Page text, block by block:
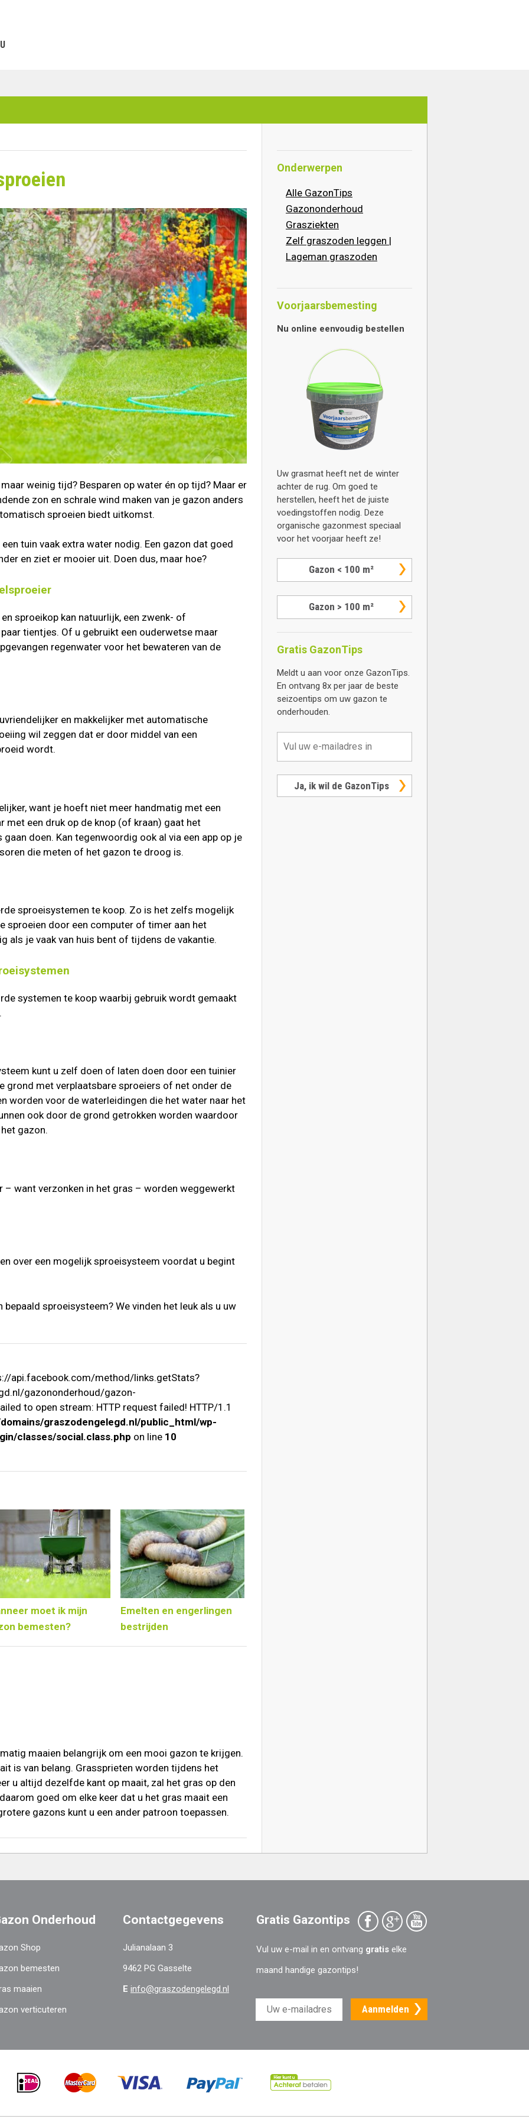
weinig tijd? Besparen op water én op tijd? Maar er
zon en schrale wind maken van je gazon anders
sproeien biedt uitkomst.
tuin vaak extra water nodig. Een gazon dat goed
en ziet er mooier uit. Doen dus, maar hoe?
sproeikop kan natuurlijk, een zwenk- of
tientjes. Of u gebruikt een ouderwetse maar
regenwater voor het bewateren van de
en makkelijker met automatische
wil zeggen dat er door middel van een
wordt.
want je hoeft niet meer handmatig met een
met een druk op de knop (of kraan) gaat het
doen. Kan tegenwoordig ook al via een app op je
die meten of het gazon te droog is.
sproeisystemen te koop. Zo is het zelfs mogelijk
sproeien door een computer of timer aan het
als je vaak van huis bent of tijdens de vakantie.
systemen te koop waarbij gebruik wordt gemaakt
kunt u zelf doen of laten doen door een tuinier
grond met verplaatsbare sproeiers of net onder de
worden voor de waterleidingen die het water naar het
ook door de grond getrokken worden waardoor
gazon.
– want verzonken in het gras – worden weggewerkt
over een mogelijk sproeisysteem voordat u begint
sproeisysteem? We vinden het leuk als u uw
api.facebook.com/method/links.getStats?
gazononderhoud/gazon-
to open stream: HTTP request failed! HTTP/1.1
graszodengelegd.nl/public_html/wp-
classes/social.class.php on line 10
moet ik mijn
bemesten?
Emelten en engerlingen
bestrijden
maaien belangrijk om een mooi gazon te krijgen.
is van belang. Grassprieten worden tijdens het
u altijd dezelfde kant op maait, zal het gras op den
goed om elke keer dat u het gras maait een
gazons kunt u een ander patroon toepassen.
Onderwerpen
Alle GazonTips
Gazononderhoud
Grasziekten
Zelf graszoden leggen |
Lageman graszoden
Voorjaarsbemesting
Nu online eenvoudig bestellen
Uw grasmat heeft net de winter
achter de rug. Om goed te
herstellen, heeft het de juiste
voedingstoffen nodig. Deze
organische gazonmest speciaal
voor het voorjaar heeft ze!
Gazon < 100 m²
Gazon > 100 m²
Gratis GazonTips
Meldt u aan voor onze GazonTips.
En ontvang 8x per jaar de beste
seizoentips om uw gazon te
onderhouden.
Ja, ik wil de GazonTips
Onderhoud
Shop
bemesten
maaien
verticuteren
Contactgegevens
Julianalaan 3
9462 PG Gasselte
E info@graszodengelegd.nl
Gratis Gazontips
Vul uw e-mail in en ontvang gratis elke
maand handige gazontips!
Aanmelden